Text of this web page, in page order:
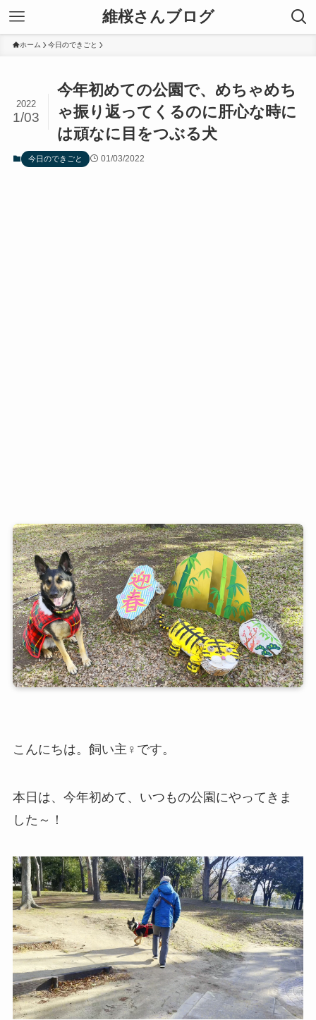
維桜さんブログ
ホーム 今日のできごと
今年初めての公園で、めちゃめち
ゃ振り返ってくるのに肝心な時に
は頑なに目をつぶる犬
2022
1/03
今日のできごと 01/03/2022
こんにちは。飼い主♀です。
本日は、今年初めて、いつもの公園にやってきま
した～！